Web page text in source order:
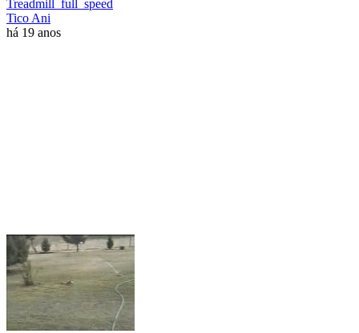
Treadmill_full_speed
Tico Ani
há 19 anos